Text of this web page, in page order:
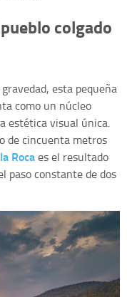
colgado
esta pequeña
como un núcleo
estética visual única.
de cincuenta metros
Rocaes el resultado
paso constante de dos